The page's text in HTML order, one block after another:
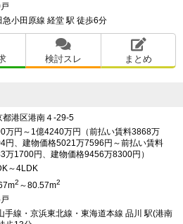
急小田原線 経堂 駅 徒歩6分
検討スレ まとめ
都港区港南４-29-5
万円～1億4240万円（前払い賃料3868万
円、建物価格5021万7596円～前払い賃料
万1700円、建物価格9456万8300円）
～4LDK
2 ～80.57m2
手線・京浜東北線・東海道本線 品川 駅(港南